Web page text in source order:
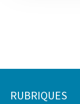
RUBRIQUES